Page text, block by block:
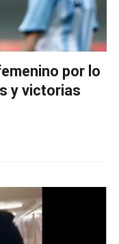
por lo
y victorias